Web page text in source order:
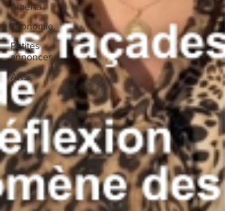
Alberta
Économie
Petites
annonces
Arts